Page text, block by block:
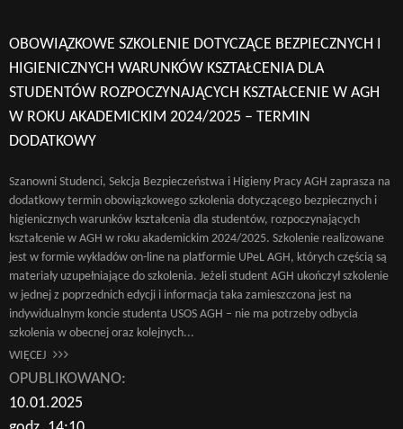
OBOWIĄZKOWE SZKOLENIE DOTYCZĄCE BEZPIECZNYCH I
HIGIENICZNYCH WARUNKÓW KSZTAŁCENIA DLA
STUDENTÓW ROZPOCZYNAJĄCYCH KSZTAŁCENIE W AGH
W ROKU AKADEMICKIM 2024/2025 – TERMIN
DODATKOWY
Szanowni Studenci, Sekcja Bezpieczeństwa i Higieny Pracy AGH zaprasza na
dodatkowy termin obowiązkowego szkolenia dotyczącego bezpiecznych i
higienicznych warunków kształcenia dla studentów, rozpoczynających
kształcenie w AGH w roku akademickim 2024/2025. Szkolenie realizowane
jest w formie wykładów on-line na platformie UPeL AGH, których częścią są
materiały uzupełniające do szkolenia. Jeżeli student AGH ukończył szkolenie
w jednej z poprzednich edycji i informacja taka zamieszczona jest na
indywidualnym koncie studenta USOS AGH – nie ma potrzeby odbycia
szkolenia w obecnej oraz kolejnych...
WIĘCEJ
OPUBLIKOWANO:
10.01.2025